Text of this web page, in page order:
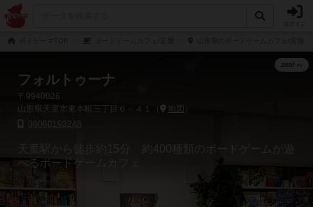
フォルトゥーナ
〒9940026
山形県天童市東本町三丁目６－４１（
地図 ）
08060193248
天童駅から徒歩約15分 約400種類のボードゲームが遊
べるボードゲームカフェ